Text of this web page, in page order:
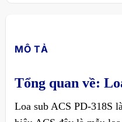
MÔ TẢ
Tổng quan về:
Loa sub ACS PD-318S